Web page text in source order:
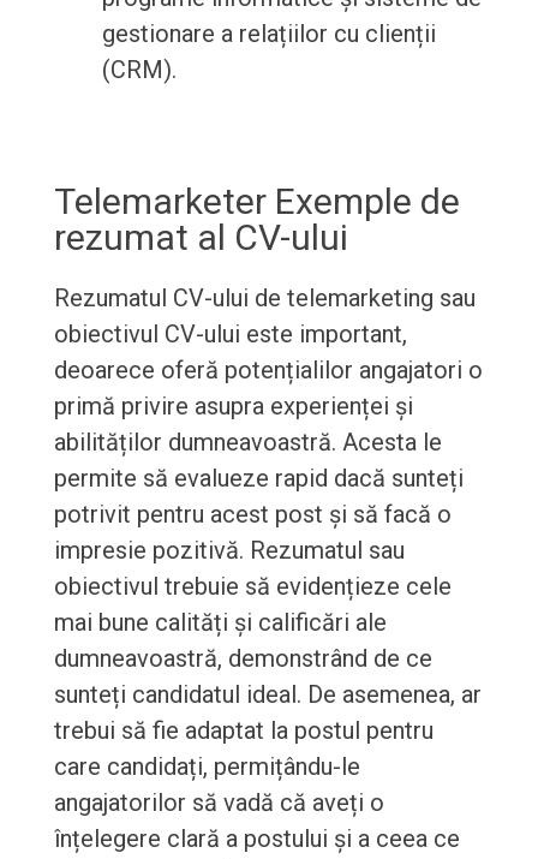
gestionare a relațiilor cu clienții
(CRM).
Telemarketer Exemple de
rezumat al CV-ului
Rezumatul CV-ului de telemarketing sau
obiectivul CV-ului este important,
deoarece oferă potențialilor angajatori o
primă privire asupra experienței și
abilităților dumneavoastră. Acesta le
permite să evalueze rapid dacă sunteți
potrivit pentru acest post și să facă o
impresie pozitivă. Rezumatul sau
obiectivul trebuie să evidențieze cele
mai bune calități și calificări ale
dumneavoastră, demonstrând de ce
sunteți candidatul ideal. De asemenea, ar
trebui să fie adaptat la postul pentru
care candidați, permițându-le
angajatorilor să vadă că aveți o
înțelegere clară a postului și a ceea ce